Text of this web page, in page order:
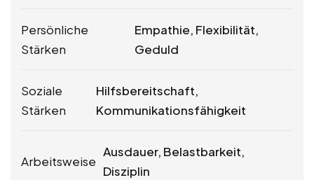
Persönliche
Stärken
Empathie, Flexibilität,
Geduld
Soziale
Stärken
Hilfsbereitschaft,
Kommunikationsfähigkeit
Arbeitsweise
Ausdauer, Belastbarkeit,
Disziplin